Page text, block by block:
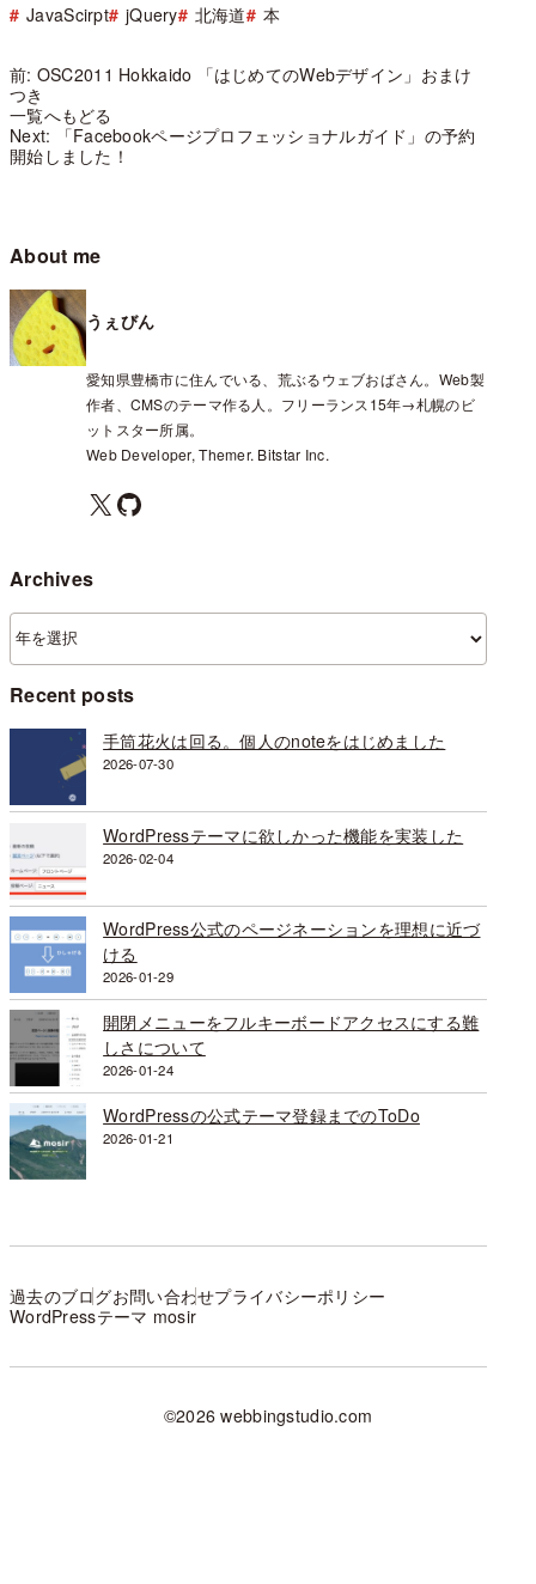
JavaScirpt jQuery 北海道 本
前: OSC2011 Hokkaido 「はじめてのWebデザイン」おまけ
つき
一覧へもどる
Next: 「Facebookページプロフェッショナルガイド」の予約
開始しました！
About me
うぇびん
愛知県豊橋市に住んでいる、荒ぶるウェブおばさん。Web製
作者、CMSのテーマ作る人。フリーランス15年→札幌のビ
ットスター所属。
Web Developer, Themer. Bitstar Inc.
X GitHub
Archives
ア
ー
カ
イ
ブ
Recent posts
手筒花火は回る。個人のnoteをはじめました
2026-07-30
WordPressテーマに欲しかった機能を実装した
2026-02-04
WordPress公式のページネーションを理想に近づ
ける
2026-01-29
開閉メニューをフルキーボードアクセスにする難
しさについて
2026-01-24
WordPressの公式テーマ登録までのToDo
2026-01-21
過去のブログお問い合わせプライバシーポリシー
WordPressテーマ mosir
©2026 webbingstudio.com